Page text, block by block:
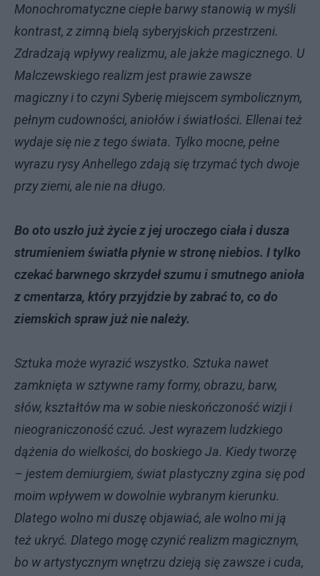
Monochromatyczne ciepłe barwy stanowią w myśli
kontrast, z zimną bielą syberyjskich przestrzeni.
Zdradzają wpływy realizmu, ale jakże magicznego. U
Malczewskiego realizm jest prawie zawsze
magiczny i to czyni Syberię miejscem symbolicznym,
pełnym cudowności, aniołów i światłości. Ellenai też
wydaje się nie z tego świata. Tylko mocne, pełne
wyrazu rysy Anhellego zdają się trzymać tych dwoje
przy ziemi, ale nie na długo.
Bo oto uszło już życie z jej uroczego ciała i dusza
strumieniem światła płynie w stronę niebios. I tylko
czekać barwnego skrzydeł szumu i smutnego anioła
z cmentarza, który przyjdzie by zabrać to, co do
ziemskich spraw już nie należy.
Sztuka może wyrazić wszystko. Sztuka nawet
zamknięta w sztywne ramy formy, obrazu, barw,
słów, kształtów ma w sobie nieskończoność wizji i
nieograniczoność czuć. Jest wyrazem ludzkiego
dążenia do wielkości, do boskiego Ja. Kiedy tworzę
– jestem demiurgiem, świat plastyczny zgina się pod
moim wpływem w dowolnie wybranym kierunku.
Dlatego wolno mi duszę objawiać, ale wolno mi ją
też ukryć. Dlatego mogę czynić realizm magicznym,
bo w artystycznym wnętrzu dzieją się zawsze i cuda,